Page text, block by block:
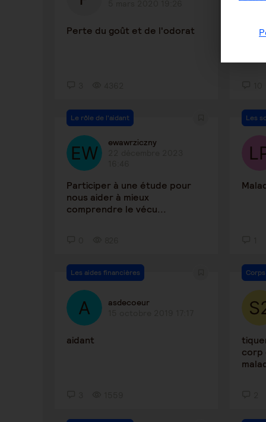
Perte du goût et de l'odorat
Le rôle de l'aidant
ewawrziczny
Participer à une étude pour
nous aider à mieux
comprendre le vécu...
Les
Les aides financières
asdecoeur
aidant
corp